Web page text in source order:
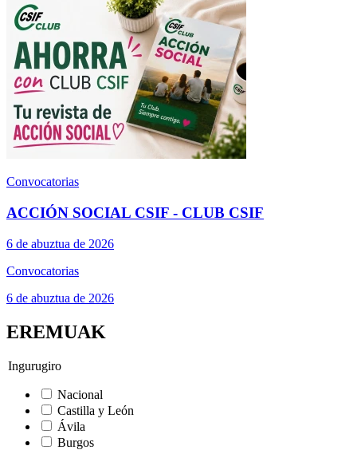
Convocatorias
ACCIÓN SOCIAL CSIF - CLUB CSIF
6 de abuztua de 2026
Convocatorias
6 de abuztua de 2026
EREMUAK
Ingurugiro
Nacional
Castilla y León
Ávila
Burgos